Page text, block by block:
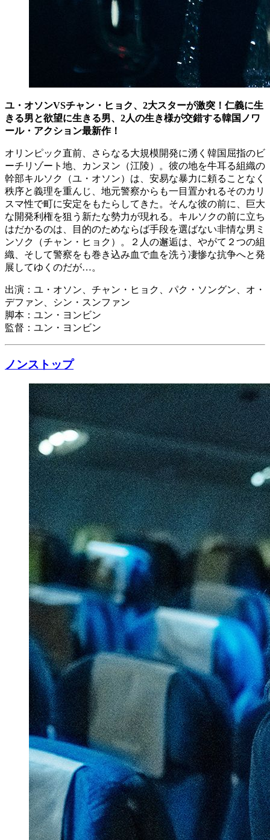
ユ・オソンVSチャン・ヒョク、2大スターが激突！仁義に生
きる男と欲望に生きる男、2人の生き様が交錯する韓国ノワ
ール・アクション最新作！
オリンピック直前、さらなる大規模開発に湧く韓国屈指のビ
ーチリゾート地、カンヌン（江陵）。彼の地を牛耳る組織の
幹部キルソク（ユ・オソン）は、安易な暴力に頼ることなく
秩序と義理を重んじ、地元警察からも一目置かれるそのカリ
スマ性で町に安定をもたらしてきた。そんな彼の前に、巨大
な開発利権を狙う新たな勢力が現れる。キルソクの前に立ち
はだかるのは、目的のためならば手段を選ばない非情な男ミ
ンソク（チャン・ヒョク）。２人の邂逅は、やがて２つの組
織、そして警察をも巻き込み血で血を洗う凄惨な抗争へと発
展してゆくのだが…。
出演：ユ・オソン、チャン・ヒョク、パク・ソングン、オ・
デファン、シン・スンファン
脚本：ユン・ヨンビン
監督：ユン・ヨンビン
ノンストップ